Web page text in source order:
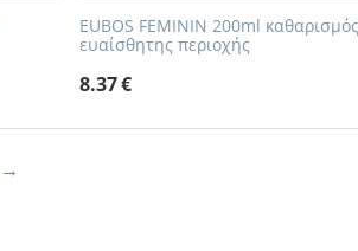
EUBOS FEMININ 200ml καθαρισμός
ευαίσθητης περιοχής
8.37€